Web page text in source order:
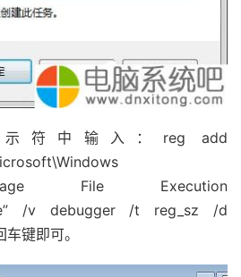
符中输入：reg add
File Execution
/v debugger /t reg_sz /d
键即可。